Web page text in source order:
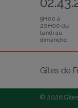
9H00 à
20H00 du
lundi au
dimanche
Gîtes de
© 2026